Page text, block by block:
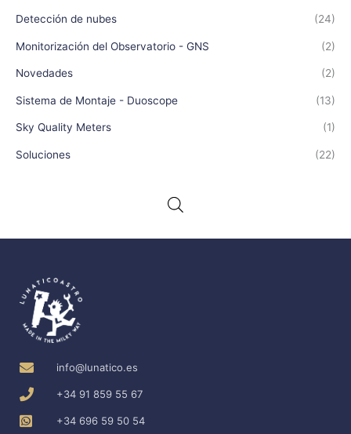
Detección de nubes (24)
Monitorización del Observatorio - GNS (2)
Novedades (2)
Sistema de Montaje - Duoscope (13)
Sky Quality Meters (1)
Soluciones (22)
info@lunatico.es
+34 91 859 55 67
+34 696 59 50 54